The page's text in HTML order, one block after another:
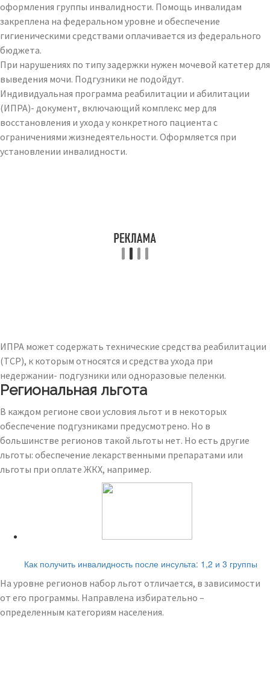
оформления группы инвалидности. Помощь инвалидам
закреплена на федеральном уровне и обеспечение
гигиеническими средствами оплачивается из федерального
бюджета.
При нарушениях по типу задержки нужен мочевой катетер для
выведения мочи. Подгузники не подойдут.
Индивидуальная программа реабилитации и абилитации
(ИПРА)- документ, включающий комплекс мер для
восстановления и ухода у конкретного пациента с
ограничениями жизнедеятельности. Оформляется при
установлении инвалидности.
ИПРА может содержать технические средства реабилитации
(ТСР), к которым относятся и средства ухода при
недержании- подгузники или одноразовые пеленки.
Региональная льгота
В каждом регионе свои условия льгот и в некоторых
обеспечение подгузниками предусмотрено. Но в
большинстве регионов такой льготы нет. Но есть другие
льготы: обеспечение лекарственными препаратами или
льготы при оплате ЖКХ, например.
Как получить инвалидность после инсульта: 1,2 и 3 группы
На уровне регионов набор льгот отличается, в зависимости
от его программы. Направлена избирательно –
определенным категориям населения.